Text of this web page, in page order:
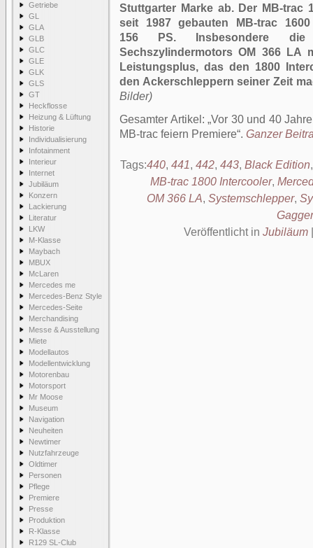
Getriebe
GL
GLA
GLB
GLC
GLE
GLK
GLS
GT
Heckflosse
Heizung & Lüftung
Historie
Individualisierung
Infotainment
Interieur
Internet
Jubiläum
Konzern
Lackierung
Literatur
LKW
M-Klasse
Maybach
MBUX
McLaren
Mercedes me
Mercedes-Benz Style
Mercedes-Seite
Merchandising
Messe & Ausstellung
Miete
Modellautos
Modellentwicklung
Motorenbau
Motorsport
Mr Moose
Museum
Navigation
Neuheiten
Newtimer
Nutzfahrzeuge
Oldtimer
Personen
Pflege
Premiere
Presse
Produktion
R-Klasse
R129 SL-Club
Stuttgarter Marke ab. Der MB-trac
seit 1987 gebauten MB-trac
156 PS. Insbesondere
Sechszylindermotors OM 366 LA
Leistungsplus, das den 1800
den Ackerschleppern seiner Zeit
Bilder)
Gesamter Artikel: Vor 30 und 40
MB-trac feiern Premiere . Ganzer
Tags:440, 441, 442, 443, Black Edition
MB-trac 1800 Intercooler,
OM 366 LA, Systemschlepper,
Veröffentlicht in Jubiläum